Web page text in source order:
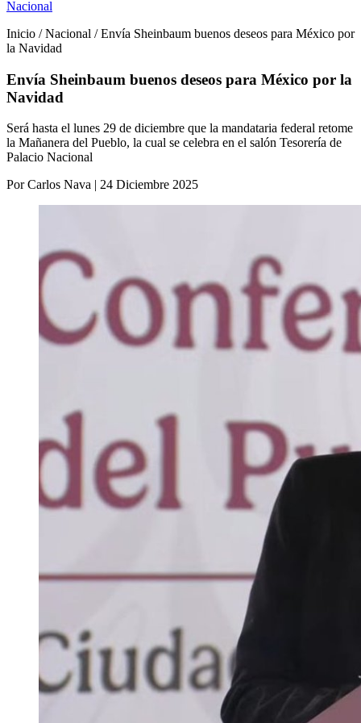
Nacional
Inicio / Nacional / Envía Sheinbaum buenos deseos para México por
la Navidad
Envía Sheinbaum buenos deseos para México por la
Navidad
Será hasta el lunes 29 de diciembre que la mandataria federal retome
la Mañanera del Pueblo, la cual se celebra en el salón Tesorería de
Palacio Nacional
Por Carlos Nava | 24 Diciembre 2025